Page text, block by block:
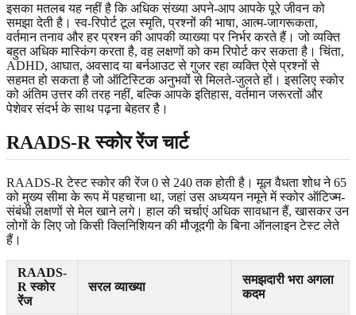
इसका मतलब यह नहीं है कि अधिक संख्या अपने-आप आपके पूरे जीवन को
समझा देती है। स्व-रिपोर्ट टूल स्मृति, प्रश्नों की भाषा, आत्म-जागरूकता,
वर्तमान तनाव और हर प्रश्न की आपकी व्याख्या पर निर्भर करते हैं। जो व्यक्ति
बहुत अधिक मास्किंग करता है, वह लक्षणों को कम रिपोर्ट कर सकता है। चिंता,
ADHD, आघात, अवसाद या बर्नआउट से गुजर रहा व्यक्ति ऐसे प्रश्नों से
सहमत हो सकता है जो ऑटिस्टिक अनुभवों से मिलते-जुलते हों। इसलिए स्कोर
को अंतिम उत्तर की तरह नहीं, बल्कि आपके इतिहास, वर्तमान जरूरतों और
पेशेवर संदर्भ के साथ पढ़ना बेहतर है।
RAADS-R स्कोर रेंज चार्ट
RAADS-R टेस्ट स्कोर की रेंज 0 से 240 तक होती है। मूल वैधता शोध ने 65
को मुख्य सीमा के रूप में पहचाना था, जहां उस अध्ययन नमूने में स्कोर ऑटिज्म-
संबंधी लक्षणों से मेल खाने लगे। हाल की चर्चाएं अधिक सावधान हैं, खासकर उन
लोगों के लिए जो किसी क्लिनिशियन की मौजूदगी के बिना ऑनलाइन टेस्ट लेते
हैं।
RAADS-
R स्कोर
रेंज
सरल व्याख्या
समझदारी भरा अगला
कदम